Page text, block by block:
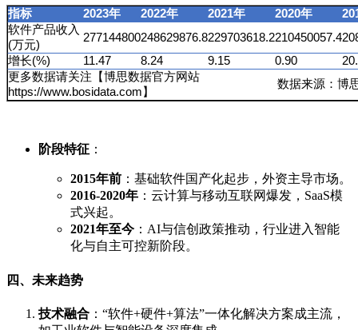
指标 2023年 2022年 2021年 2020年
软件产品收入
(万元)
277144800248629876.8229703618.2210450057.4
增长(%)
11.47 8.24 9.15 0.90
更多数据请关注【博思数据官方网站
https://www.bosidata.com】
数据来源：博
阶段特征 ：
2015年前 ：基础软件国产化起步，外资主导市场。
2016-2020年 ：云计算与移动互联网爆发，SaaS模
式兴起。
2021年至今 ：AI与信创政策推动，行业进入智能
化与自主可控新阶段。
四、未来趋势
技术融合 ：“软件+硬件+算法”一体化解决方案成主流，